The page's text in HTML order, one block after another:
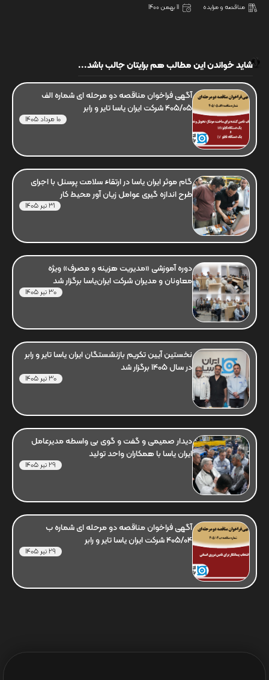
مناقصه و مزایده 11 بهمن 1400
شاید خواندن این مطالب هم برایتان جالب باشد...
آگهی فراخوان مناقصه دو مرحله ای شماره الف
405/05 شرکت ایران یاسا تایر و رابر
10 مرداد 1405
گام موثر ایران یاسا در ارتقاء سلامت پرسنل با اجرای
طرح اندازه گیری عوامل زیان آور محیط کار
31 تیر 1405
دوره آموزشی «مدیریت هزینه و مصرف» ویژه
معاونان و مدیران شرکت ایران‌یاسا برگزار شد
30 تیر 1405
نخستین آیین تکریم بازنشستگان ایران یاسا تایر و رابر
در سال 1405 برگزار شد
30 تیر 1405
دیدار صمیمی و گفت و گوی بی واسطه مدیرعامل
ایران یاسا با همکاران واحد تولید
29 تیر 1405
آگهی فراخوان مناقصه دو مرحله ای شماره ب
405/04 شرکت ایران یاسا تایر و رابر
29 تیر 1405